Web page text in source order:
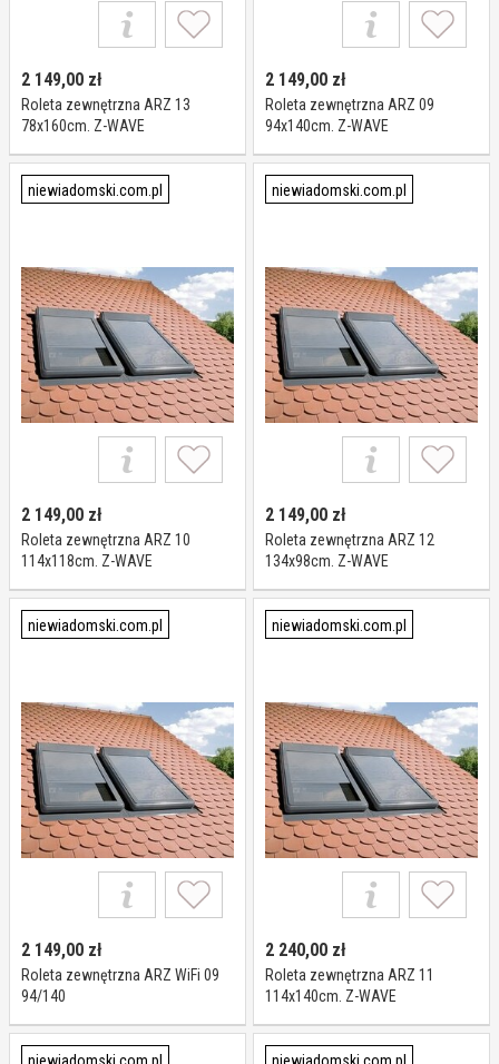
2 149,00 zł
Roleta zewnętrzna ARZ 13
78x160cm. Z-WAVE
2 149,00 zł
Roleta zewnętrzna ARZ 09
94x140cm. Z-WAVE
niewiadomski.com.pl
2 149,00 zł
Roleta zewnętrzna ARZ 10
114x118cm. Z-WAVE
niewiadomski.com.pl
2 149,00 zł
Roleta zewnętrzna ARZ 12
134x98cm. Z-WAVE
niewiadomski.com.pl
2 149,00 zł
Roleta zewnętrzna ARZ WiFi 09
94/140
niewiadomski.com.pl
2 240,00 zł
Roleta zewnętrzna ARZ 11
114x140cm. Z-WAVE